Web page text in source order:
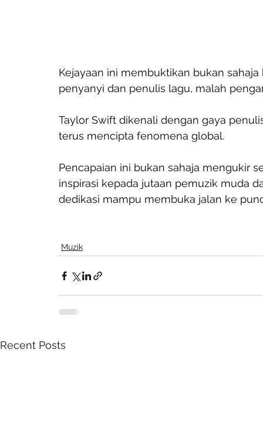
Kejayaan ini membuktikan bukan
penyanyi dan penulis lagu, malah
Taylor Swift dikenali dengan gaya
terus mencipta fenomena global.
Pencapaian ini bukan sahaja mengukir
inspirasi kepada jutaan pemuzik muda
dedikasi mampu membuka jalan ke
Muzik
Recent Posts